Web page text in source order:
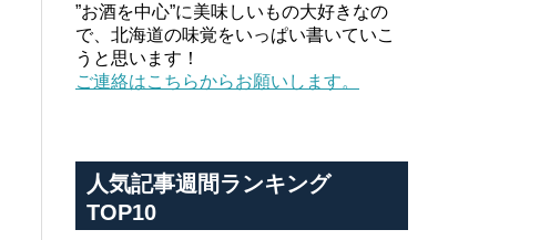
”お酒を中心”に美味しいもの大好きなの
で、北海道の味覚をいっぱい書いていこ
うと思います！
ご連絡はこちらからお願いします。
人気記事週間ランキング
TOP10